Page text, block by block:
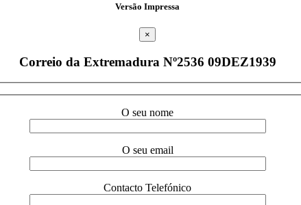
Versão Impressa
×
Correio da Extremadura Nº2536 09DEZ1939
O seu nome
O seu email
Contacto Telefónico